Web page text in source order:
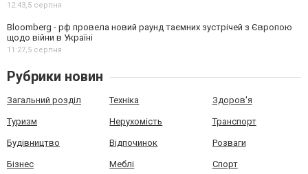
12:43,5 серпня
Bloomberg - рф провела новий раунд таємних зустрічей з Європою
щодо війни в Україні
11:27,5 серпня
Рубрики новин
Загальний розділ Техніка Здоров'я
Туризм Нерухомість Транспорт
Будівництво Відпочинок Розваги
Бізнес Меблі Спорт